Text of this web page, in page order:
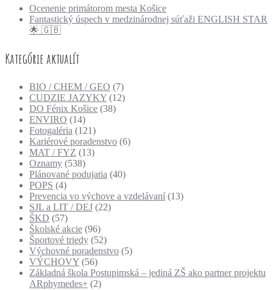
Ocenenie primátorom mesta Košice
Fantastický úspech v medzinárodnej súťaži ENGLISH STAR
🌟 🇬🇧
Kategórie aktualít
BIO / CHEM / GEO (7)
CUDZIE JAZYKY (12)
DO Fénix Košice (38)
ENVIRO (14)
Fotogaléria (121)
Kariérové poradenstvo (6)
MAT / FYZ (13)
Oznamy (538)
Plánované podujatia (40)
POPS (4)
Prevencia vo výchove a vzdelávaní (13)
SJL a LIT / DEJ (22)
ŠKD (57)
Školské akcie (96)
Športové triedy (52)
Výchovné poradenstvo (5)
VÝCHOVY (56)
Základná škola Postupimská – jediná ZŠ ako partner projektu
ARphymedes+ (2)